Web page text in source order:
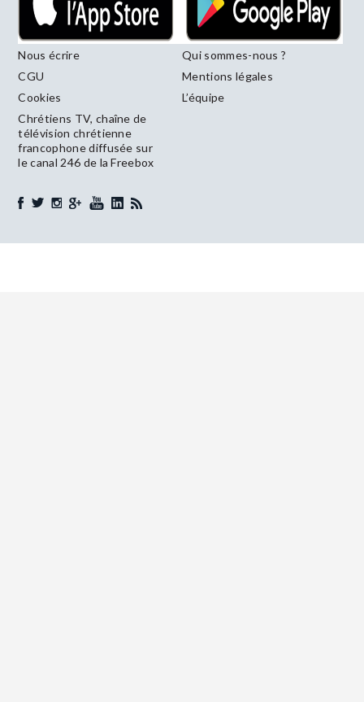
Nous écrire
Qui sommes-nous ?
CGU
Mentions légales
Cookies
L’équipe
Chrétiens TV, chaîne de
télévision chrétienne
francophone diffusée sur
le canal 246 de la Freebox